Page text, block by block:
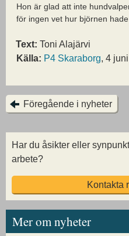
Hon är glad att inte
för ingen vet hur björnen hade
Text: Toni Alajärvi
Källa: P4 Skaraborg, 4
Föregående i nyheter
Har du åsikter eller
arbete?
Kontakta
Mer om nyheter